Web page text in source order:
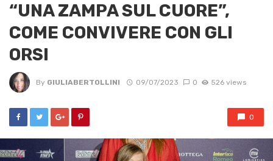
“UNA ZAMPA SUL CUORE”,
COME CONVIVERE CON GLI
ORSI
By GIULIABERTOLLINI 09/07/2023 0 526 views
0